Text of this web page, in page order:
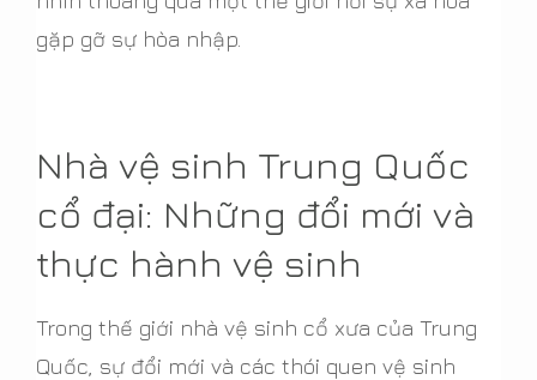
gặp gỡ sự hòa nhập.
Nhà vệ sinh Trung Quốc
cổ đại: Những đổi mới và
thực hành vệ sinh
Trong thế giới nhà vệ sinh cổ xưa của Trung
Quốc, sự đổi mới và các thói quen vệ sinh